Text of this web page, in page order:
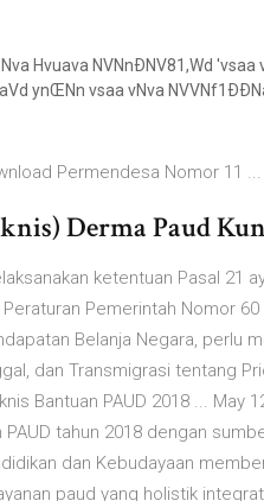
Hvuava NVNnÐNV81,Wd
ynŒNn vsaa vNva
Permendesa Nomor 11 ...
Derma Paud
ketentuan Pasal 21
Pemerintah Nomor
Belanja Negara, perlu
dan Transmigrasi tentang
Bantuan PAUD 2018 ... May
tahun 2018 dengan
dan Kebudayaan
paud yang holistik